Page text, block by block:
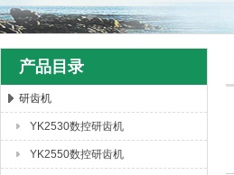
成都众合格尔机床有限公司
产品目录
研齿机
YK2530数控研齿机
YK2550数控研齿机